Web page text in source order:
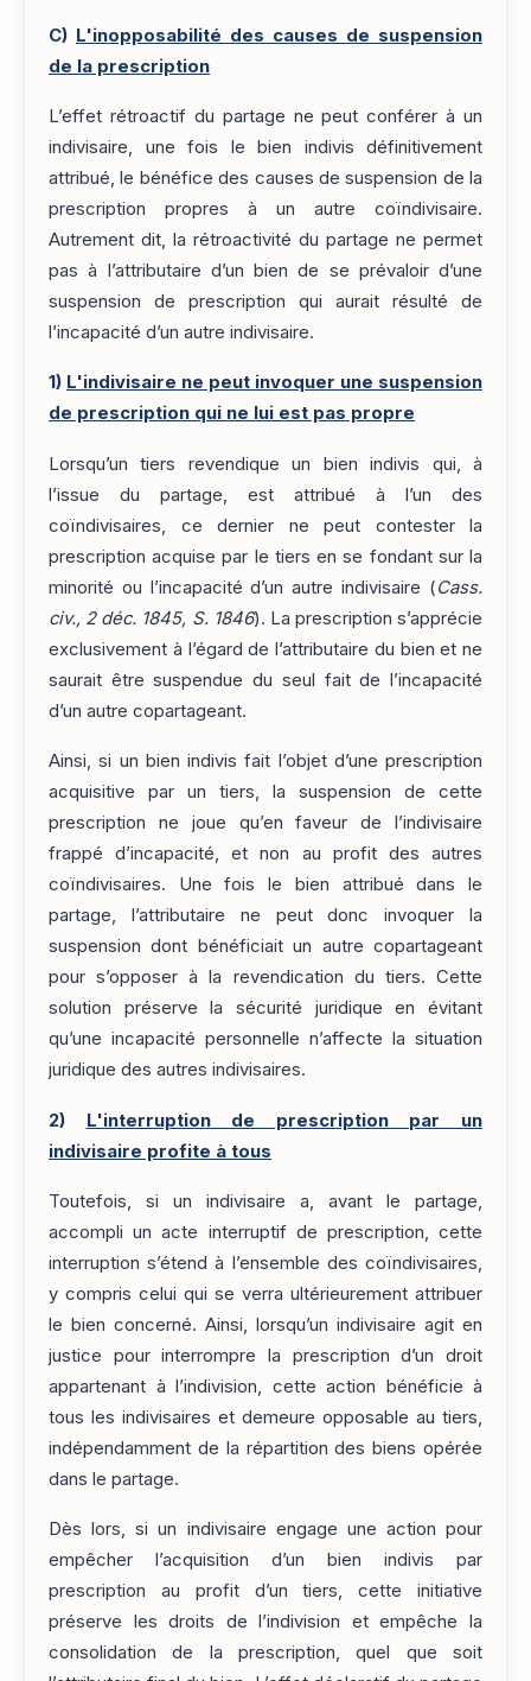
C) L'inopposabilité des causes de suspension
de la prescription
L’effet rétroactif du partage ne peut conférer à un
indivisaire, une fois le bien indivis définitivement
attribué, le bénéfice des causes de suspension de la
prescription propres à un autre coïndivisaire.
Autrement dit, la rétroactivité du partage ne permet
pas à l’attributaire d’un bien de se prévaloir d’une
suspension de prescription qui aurait résulté de
l’incapacité d’un autre indivisaire.
1) L'indivisaire ne peut invoquer une suspension
de prescription qui ne lui est pas propre
Lorsqu’un tiers revendique un bien indivis qui, à
l’issue du partage, est attribué à l’un des
coïndivisaires, ce dernier ne peut contester la
prescription acquise par le tiers en se fondant sur la
minorité ou l’incapacité d’un autre indivisaire (Cass.
civ., 2 déc. 1845, S. 1846). La prescription s’apprécie
exclusivement à l’égard de l’attributaire du bien et ne
saurait être suspendue du seul fait de l’incapacité
d’un autre copartageant.
Ainsi, si un bien indivis fait l’objet d’une prescription
acquisitive par un tiers, la suspension de cette
prescription ne joue qu’en faveur de l’indivisaire
frappé d’incapacité, et non au profit des autres
coïndivisaires. Une fois le bien attribué dans le
partage, l’attributaire ne peut donc invoquer la
suspension dont bénéficiait un autre copartageant
pour s’opposer à la revendication du tiers. Cette
solution préserve la sécurité juridique en évitant
qu’une incapacité personnelle n’affecte la situation
juridique des autres indivisaires.
2) L'interruption de prescription par un
indivisaire profite à tous
Toutefois, si un indivisaire a, avant le partage,
accompli un acte interruptif de prescription, cette
interruption s’étend à l’ensemble des coïndivisaires,
y compris celui qui se verra ultérieurement attribuer
le bien concerné. Ainsi, lorsqu’un indivisaire agit en
justice pour interrompre la prescription d’un droit
appartenant à l’indivision, cette action bénéficie à
tous les indivisaires et demeure opposable au tiers,
indépendamment de la répartition des biens opérée
dans le partage.
Dès lors, si un indivisaire engage une action pour
empêcher l’acquisition d’un bien indivis par
prescription au profit d’un tiers, cette initiative
préserve les droits de l’indivision et empêche la
consolidation de la prescription, quel que soit